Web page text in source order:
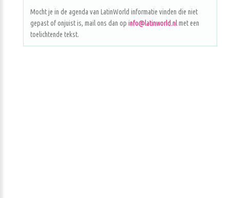
Mocht je in de agenda van LatinWorld informatie vinden die niet
gepast of onjuist is, mail ons dan op info@latinworld.nlmet een
toelichtende tekst.